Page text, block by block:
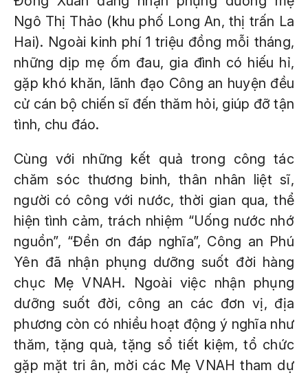
Ngô Thị Thảo (khu phố Long An, thị trấn La
Hai). Ngoài kinh phí 1 triệu đồng mỗi tháng,
những dịp mẹ ốm đau, gia đình có hiếu hỉ,
gặp khó khăn, lãnh đạo Công an huyện đều
cử cán bộ chiến sĩ đến thăm hỏi, giúp đỡ tận
tình, chu đáo.
Cùng với những kết quả trong công tác
chăm sóc thương binh, thân nhân liệt sĩ,
người có công với nước, thời gian qua, thể
hiện tình cảm, trách nhiệm “Uống nước nhớ
nguồn”, “Đền ơn đáp nghĩa”, Công an Phú
Yên đã nhận phụng dưỡng suốt đời hàng
chục Mẹ VNAH. Ngoài việc nhận phụng
dưỡng suốt đời, công an các đơn vị, địa
phương còn có nhiều hoạt động ý nghĩa như
thăm, tặng quà, tặng sổ tiết kiệm, tổ chức
gặp mặt tri ân, mời các Mẹ VNAH tham dự